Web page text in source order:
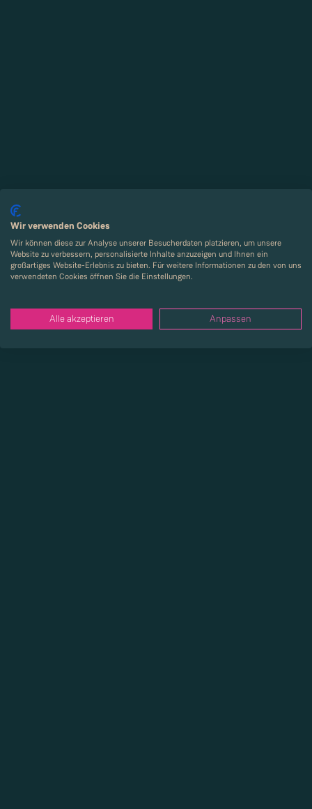
Wir verwenden Cookies
Wir können diese zur Analyse unserer Besucherdaten platzieren, um unsere
Website zu verbessern, personalisierte Inhalte anzuzeigen und Ihnen ein
großartiges Website-Erlebnis zu bieten. Für weitere Informationen zu den von uns
verwendeten Cookies öffnen Sie die Einstellungen.
Alle akzeptieren Anpassen